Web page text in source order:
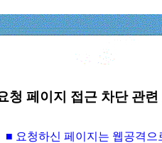
청 페이지 접근 차단 관
■ 요청하신 페이지는 웹공격